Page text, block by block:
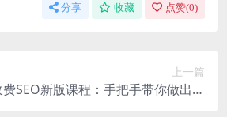
分享 收藏 点赞(0)
上一篇
SEO新版课程：手把手带你做出一